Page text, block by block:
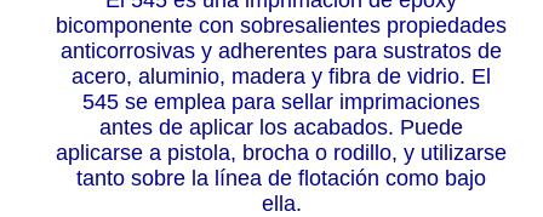
bicomponente con sobresalientes propiedades
anticorrosivas y adherentes para sustratos de
acero, aluminio, madera y fibra de vidrio. El
545 se emplea para sellar imprimaciones
antes de aplicar los acabados. Puede
aplicarse a pistola, brocha o rodillo, y utilizarse
tanto sobre la línea de flotación como bajo
ella.